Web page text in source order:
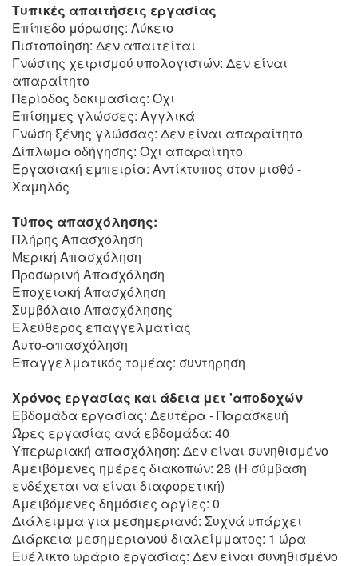
Τυπικές απαιτήσεις εργασίας
Επίπεδο μόρωσης: Λύκειο
Πιστοποίηση: Δεν απαιτείται
Γνώστης χειρισμού υπολογιστών: Δεν είναι
απαραίτητο
Περίοδος δοκιμασίας: Οχι
Επίσημες γλώσσες: Αγγλικά
Γνώση ξένης γλώσσας: Δεν είναι απαραίτητο
Δίπλωμα οδήγησης: Οχι απαραίτητο
Εργασιακή εμπειρία: Αντίκτυπος στον μισθό -
Χαμηλός
Τύπος απασχόλησης:
Πλήρης Απασχόληση
Μερική Απασχόληση
Προσωρινή Απασχόληση
Εποχειακή Απασχόληση
Συμβόλαιο Απασχόλησης
Ελεύθερος επαγγελματίας
Αυτο-απασχόληση
Επαγγελματικός τομέας: συντηρηση
Χρόνος εργασίας και άδεια μετ 'αποδοχών
Εβδομάδα εργασίας: Δευτέρα - Παρασκευή
Ώρες εργασίας ανά εβδομάδα: 40
Υπερωριακή απασχόληση: Δεν είναι συνηθισμένο
Αμειβόμενες ημέρες διακοπών: 28 (Η σύμβαση
ενδέχεται να είναι διαφορετική)
Αμειβόμενες δημόσιες αργίες: 0
Διάλειμμα για μεσημεριανό: Συχνά υπάρχει
Διάρκεια μεσημεριανού διαλείμματος: 1 ώρα
Ευέλικτο ωράριο εργασίας: Δεν είναι συνηθισμένο